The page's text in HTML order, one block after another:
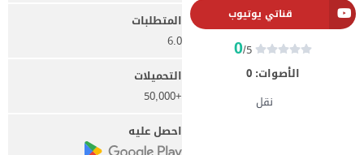
قناتي يوتيوب
0/5
الأصوات: 0
نقل
المتطلبات
6.0
التحميلات
+50,000
احصل عليه